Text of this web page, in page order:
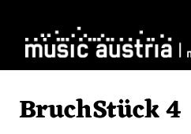
BruchStück 4